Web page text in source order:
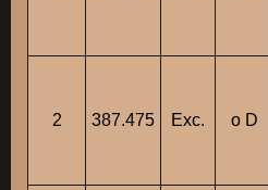
2 387.475 Exc. o D